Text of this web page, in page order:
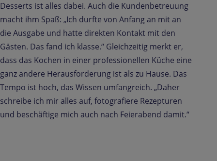
Desserts ist alles dabei. Auch die Kundenbetreuung
macht ihm Spaß: „Ich durfte von Anfang an mit an
die Ausgabe und hatte direkten Kontakt mit den
Gästen. Das fand ich klasse.“ Gleichzeitig merkt er,
dass das Kochen in einer professionellen Küche eine
ganz andere Herausforderung ist als zu Hause. Das
Tempo ist hoch, das Wissen umfangreich. „Daher
schreibe ich mir alles auf, fotografiere Rezepturen
und beschäftige mich auch nach Feierabend damit.“